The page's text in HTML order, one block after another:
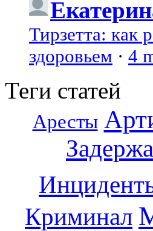
Тирзетта: как
здоровьем · 4
Теги статей
Аресты
Криминал